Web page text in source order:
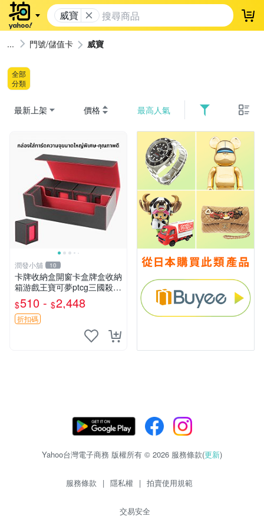
威寶 登
門號/儲值卡 威寶
全部
分類
最新上架 價格 最高人氣
潤發小舖 10
卡牌收納盒開窗卡盒牌盒收納
箱游戲王寶可夢ptcg三國殺海
賊王dtcg
$510 - $2,448
折扣碼
Yahoo台灣電子商務 版權所有 © 2026 服務條款(更新)
服務條款 | 隱私權 | 拍賣使用規範
交易安全